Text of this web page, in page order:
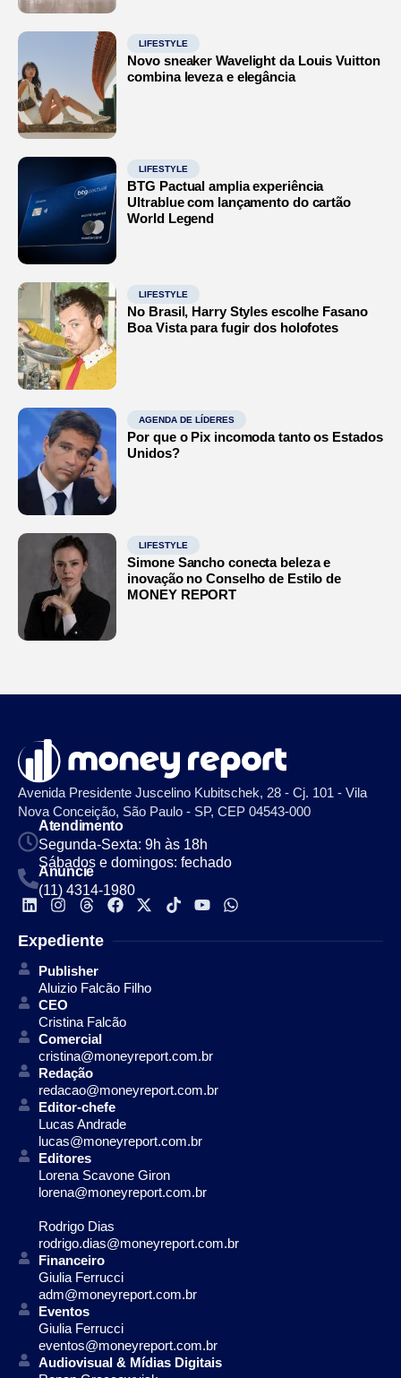
LIFESTYLE
Novo sneaker Wavelight da Louis Vuitton
combina leveza e elegância
LIFESTYLE
BTG Pactual amplia experiência
Ultrablue com lançamento do cartão
World Legend
LIFESTYLE
No Brasil, Harry Styles escolhe Fasano
Boa Vista para fugir dos holofotes
AGENDA DE LÍDERES
Por que o Pix incomoda tanto os Estados
Unidos?
LIFESTYLE
Simone Sancho conecta beleza e
inovação no Conselho de Estilo de
MONEY REPORT
Avenida Presidente Juscelino Kubitschek, 28 - Cj. 101 - Vila
Nova Conceição, São Paulo - SP, CEP 04543-000
Atendimento
Segunda-Sexta: 9h às 18h
Sábados e domingos: fechado
Anuncie
(11) 4314-1980
Expediente
Publisher
Aluizio Falcão Filho
CEO
Cristina Falcão
Comercial
cristina@moneyreport.com.br
Redação
redacao@moneyreport.com.br
Editor-chefe
Lucas Andrade
lucas@moneyreport.com.br
Editores
Lorena Scavone Giron
lorena@moneyreport.com.br
Rodrigo Dias
rodrigo.dias@moneyreport.com.br
Financeiro
Giulia Ferrucci
adm@moneyreport.com.br
Eventos
Giulia Ferrucci
eventos@moneyreport.com.br
Audiovisual & Mídias Digitais